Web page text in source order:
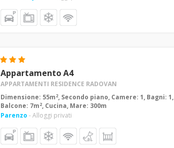
Appartamento A4
APPARTAMENTI RESIDENCE RADOVAN
Dimensione: 55m2, Secondo piano, Camere: 1, Bagni: 1,
Balcone: 7m2, Cucina, Mare: 300m
Parenzo - Alloggi privati